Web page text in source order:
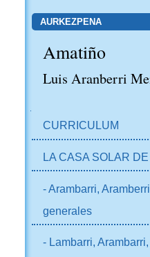
AURKEZPENA
Amatiño
Luis Aranberri
CURRICULUM
LA CASA SOLAR
- Arambarri,
generales
- Lambarri,